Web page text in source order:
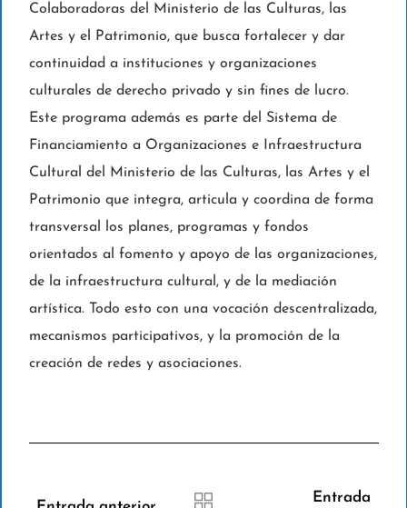
Colaboradoras del Ministerio de las Culturas, las
Artes y el Patrimonio, que busca fortalecer y dar
continuidad a instituciones y organizaciones
culturales de derecho privado y sin fines de lucro.
Este programa además es parte del Sistema de
Financiamiento a Organizaciones e Infraestructura
Cultural del Ministerio de las Culturas, las Artes y el
Patrimonio que integra, articula y coordina de forma
transversal los planes, programas y fondos
orientados al fomento y apoyo de las organizaciones,
de la infraestructura cultural, y de la mediación
artística. Todo esto con una vocación descentralizada,
mecanismos participativos, y la promoción de la
creación de redes y asociaciones.
Entrada